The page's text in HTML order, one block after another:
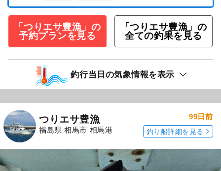
「つりエサ豊漁」の
予約プランを見る
「つりエサ豊漁」の
全ての釣果を見る
釣行当日の気象情報を表示
つりエサ豊漁
福島県 相馬市 相馬港
99日前
釣り船詳細を見る